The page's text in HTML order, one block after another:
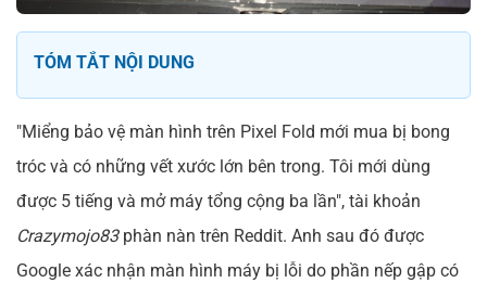
TÓM TẮT NỘI DUNG
"Miểng bảo vệ màn hình trên Pixel Fold mới mua bị bong
tróc và có những vết xước lớn bên trong. Tôi mới dùng
được 5 tiếng và mở máy tổng cộng ba lần", tài khoản
Crazymojo83phàn nàn trên Reddit. Anh sau đó được
Google xác nhận màn hình máy bị lỗi do phần nếp gập có